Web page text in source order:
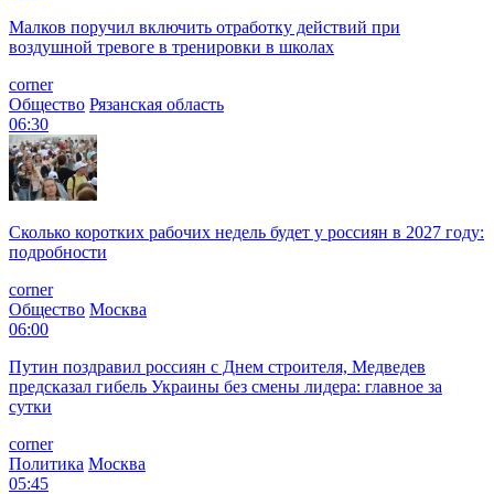
Малков поручил включить отработку действий при
воздушной тревоге в тренировки в школах
corner
Общество Рязанская область
06:30
Сколько коротких рабочих недель будет у россиян в 2027 году:
подробности
corner
Общество Москва
06:00
Путин поздравил россиян с Днем строителя, Медведев
предсказал гибель Украины без смены лидера: главное за
сутки
corner
Политика Москва
05:45